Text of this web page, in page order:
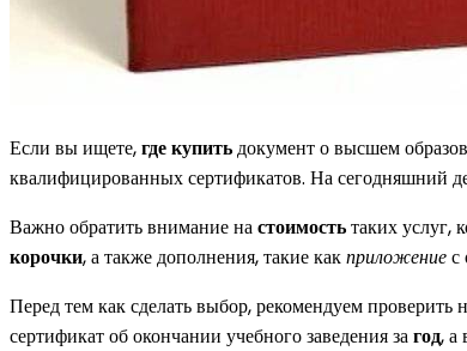
Если вы ищете,где купитьдокумент о высшем
квалифицированных сертификатов. На сегодняшний
Важно обратить внимание настоимостьтаких услуг,
корочки, а также дополнения, такие какприложениес
Перед тем как сделать выбор, рекомендуем
сертификат об окончании учебного заведения загод, а